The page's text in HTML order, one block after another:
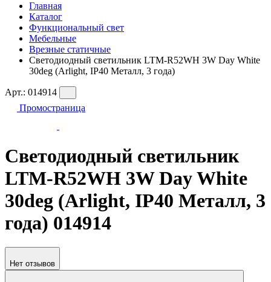
Главная
Каталог
Функциональный свет
Мебельные
Врезные статичные
Светодиодный светильник LTM-R52WH 3W Day White
30deg (Arlight, IP40 Металл, 3 года)
Арт.: 014914
Промостраница
Светодиодный светильник
LTM-R52WH 3W Day White
30deg (Arlight, IP40 Металл, 3
года) 014914
Нет отзывов